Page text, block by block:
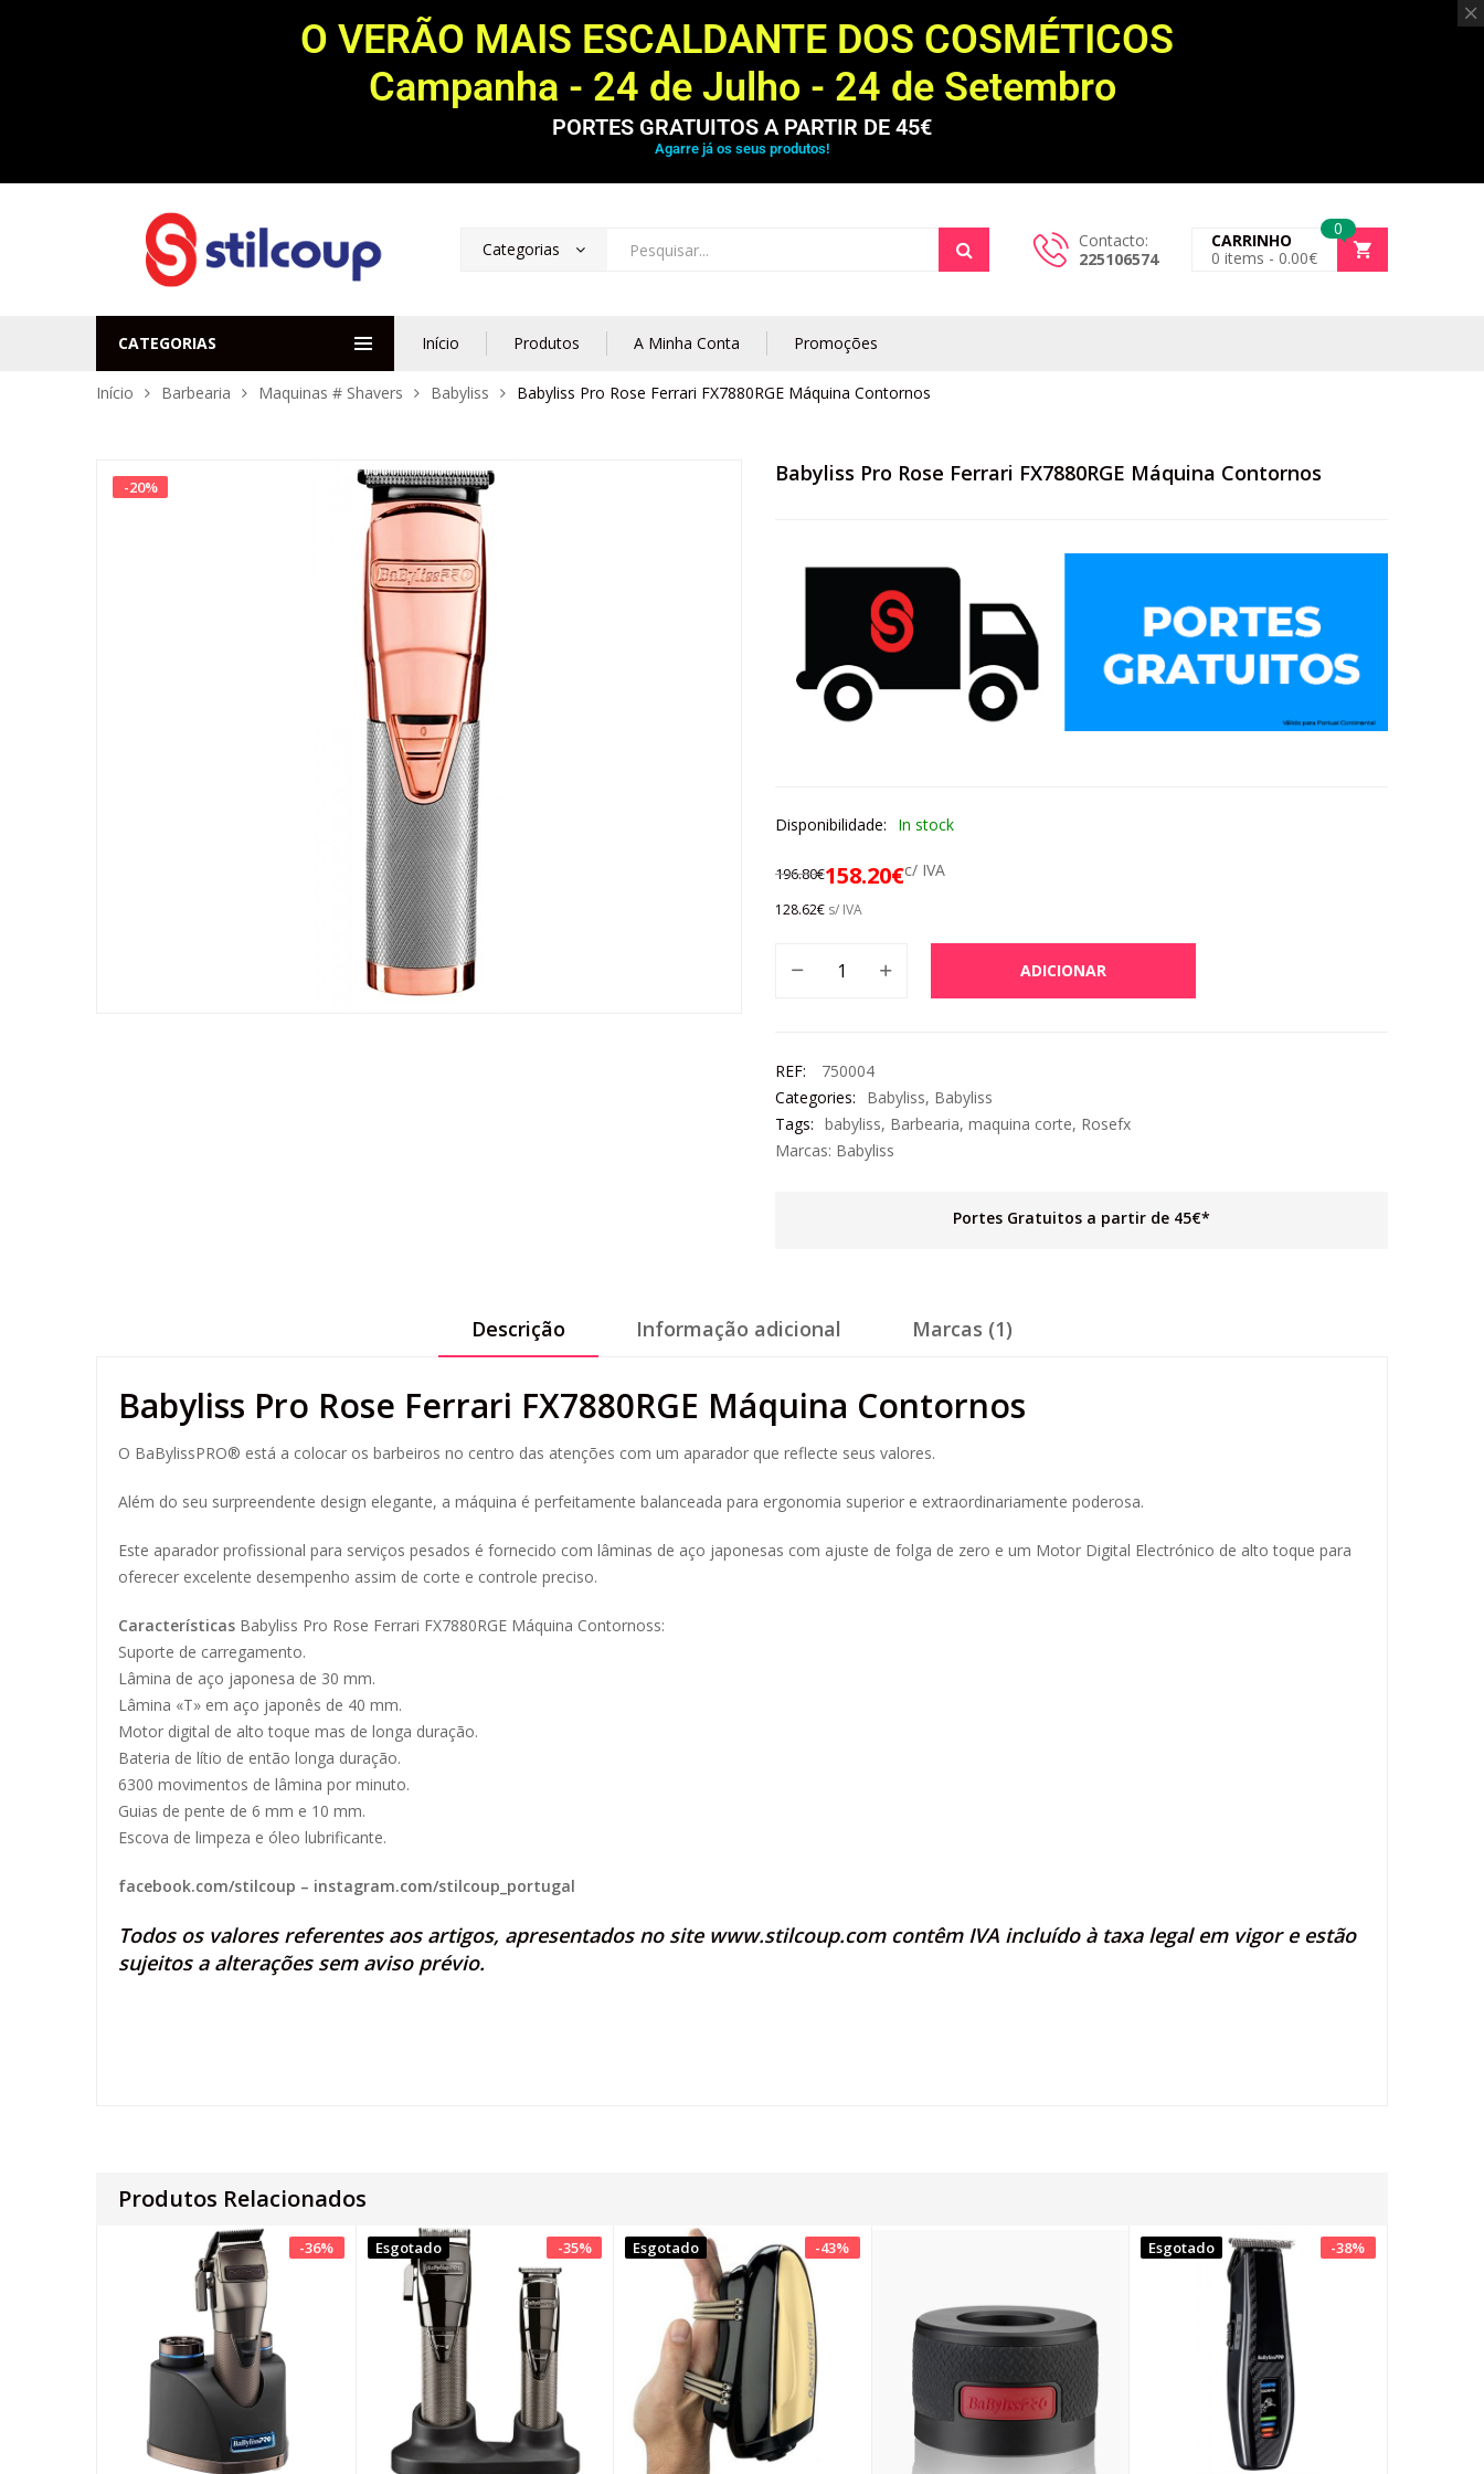
O VERÃO MAIS ESCALDANTE DOS COSMÉTICOS
Campanha - 24 de Julho - 24 de Setembro
PORTES GRATUITOS A PARTIR DE 45€
Agarre já os seus produtos!
Categorias
Contacto:
225106574
0
CARRINHO
0 items - 0.00€
CATEGORIAS Início Produtos A Minha Conta Promoções
Início Barbearia Maquinas # Shavers Babyliss Babyliss Pro Rose Ferrari FX7880RGE Máquina Contornos
-20%
Babyliss Pro Rose Ferrari FX7880RGE Máquina Contornos
Disponibilidade: In stock
196.80€158.20€c/ IVA
128.62€ s/ IVA
ADICIONAR
REF:
750004
Categories:
Babyliss, Babyliss
Tags: babyliss, Barbearia, maquina corte, Rosefx
Marcas: Babyliss
Portes Gratuitos a partir de 45€*
Descrição Informação adicional Marcas (1)
Babyliss Pro Rose Ferrari FX7880RGE Máquina Contornos
O BaBylissPRO® está a colocar os barbeiros no centro das atenções com um aparador que reflecte seus valores.
Além do seu surpreendente design elegante, a máquina é perfeitamente balanceada para ergonomia superior e extraordinariamente poderosa.
Este aparador profissional para serviços pesados ​​é fornecido com lâminas de aço japonesas com ajuste de folga de zero e um Motor Digital Electrónico de alto toque para
oferecer excelente desempenho assim de corte e controle preciso.
Características Babyliss Pro Rose Ferrari FX7880RGE Máquina Contornoss:
Suporte de carregamento.
Lâmina de aço japonesa de 30 mm.
Lâmina «T» em aço japonês de 40 mm.
Motor digital de alto toque mas de longa duração.
Bateria de lítio de então longa duração.
6300 movimentos de lâmina por minuto.
Guias de pente de 6 mm e 10 mm.
Escova de limpeza e óleo lubrificante.
facebook.com/stilcoup – instagram.com/stilcoup_portugal
Todos os valores referentes aos artigos, apresentados no site www.stilcoup.comcontêm IVA incluído à taxa legal em vigor e estão
sujeitos a alterações sem aviso prévio.
Produtos Relacionados
-36% -35%
Esgotado -43%
Esgotado -38%
Esgotado